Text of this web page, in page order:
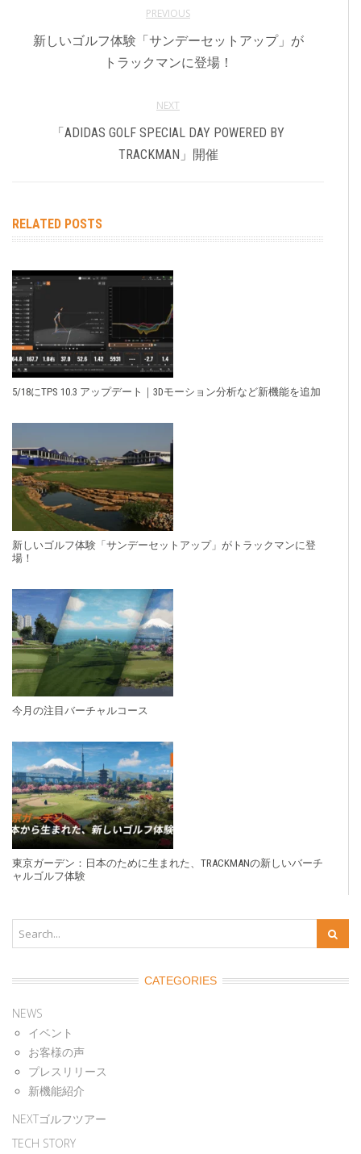
PREVIOUS
新しいゴルフ体験「サンデーセットアップ」が
トラックマンに登場！
NEXT
「ADIDAS GOLF SPECIAL DAY POWERED BY
TRACKMAN」開催
RELATED POSTS
5/18にTPS 10.3 アップデート｜3Dモーション分析など新機能を追加
新しいゴルフ体験「サンデーセットアップ」がトラックマンに登
場！
今月の注目バーチャルコース
東京ガーデン：日本のために生まれた、TRACKMANの新しいバーチ
ャルゴルフ体験
CATEGORIES
NEWS
イベント
お客様の声
プレスリリース
新機能紹介
NEXTゴルフツアー
TECH STORY